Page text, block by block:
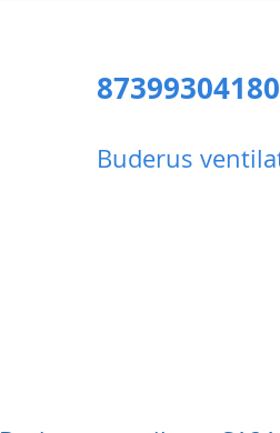
87399304180
Buderus